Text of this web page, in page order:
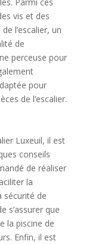
vis et des
l’escalier, un
de
perceuse pour
pour
de l’escalier.
Luxeuil, il est
conseils
de réaliser
la
sécurité de
s’assurer que
la piscine de
Enfin, il est